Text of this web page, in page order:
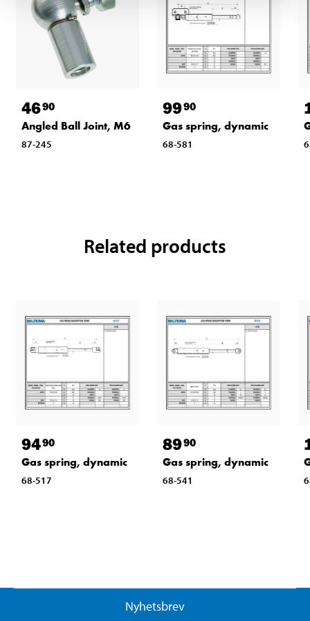
4690
Angled Ball Joint, M6
87-245
9990
Gas spring, dynamic
68-581
Related products
9490
Gas spring, dynamic
68-517
8990
Gas spring, dynamic
68-541
Nyhetsbrev